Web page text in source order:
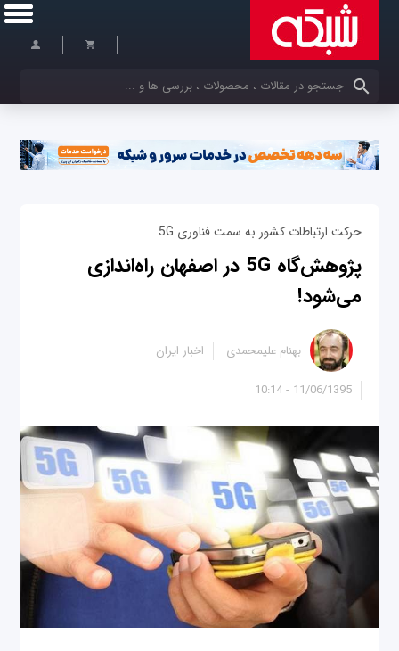
کلمات کلیدی خود را وارد کنید
حرکت ارتباطات کشور به سمت فناوری 5G
پژوهش‌گاه 5G در اصفهان راه‌اندازی
می‌شود!
11/06/1395 - 10:14
بهنام علیمحمدی اخبار ایران